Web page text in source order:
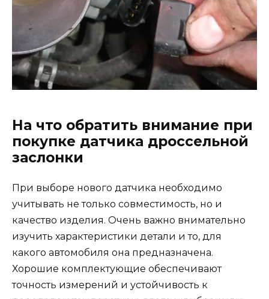
На что обратить внимание при
покупке датчика дроссельной
заслонки
При выборе нового датчика необходимо
учитывать не только совместимость, но и
качество изделия. Очень важно внимательно
изучить характеристики детали и то, для
какого автомобиля она предназначена.
Хорошие комплектующие обеспечивают
точность измерений и устойчивость к